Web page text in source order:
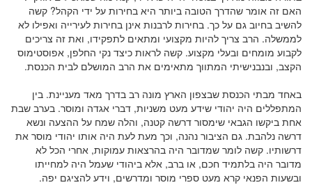
האם זה אומר שהדרך הטובה ביותר היא בחירות על ידי הקהל? קשה
להשיב בחיוב גם על כך. בחירות לרבנות אינן בחירות לעירייה ואפילו לא
לממשלה. הרב צריך להיות מקצועי ומתאים לתפקידו, ואת זה צריכים
לקבוע מומחים ובעלי מקצוע. קשה לראות כיצד נקי החלפן, אפוסטימוס
הקצב, ובנבנישיתי המתווך מתאימים את הרב המושלם לבית הכנסת.
באחד מבתי הכנסת שבצפון הארץ מונה רב בדרך מאד מעניינת. בין
המתפללים היה יהודי שידע מעט משניות, דברי אגדה ומוסר. בערב שבת
אחת ביקשו הגבאי שימסור דרשה קטנה, והלה שמח על ההצעה ונשא
דרשה נלהבת. גם הציבור נהנה, וכך מעת לעת היה אותו יהודי מוסר את
דרשותיו. קשה לומר שמדובר היה בהרצאות עמוקות, אחרי הכל לא
מדובר היה בלתמיד חכם, או ברב, אלא ביהודי שעמל היה למחייתו
ובשעות הפנאי קרא מעט ספרי מוסר ומדרשים, וידע להציגם יפה.